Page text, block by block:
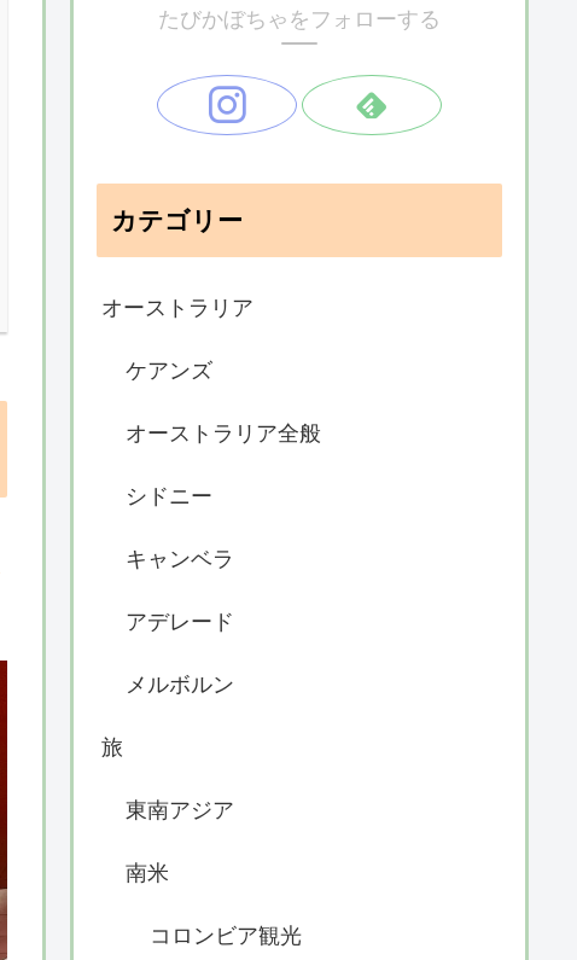
たびかぼちゃをフォローする
カテゴリー
オーストラリア
ケアンズ
オーストラリア全般
シドニー
キャンベラ
アデレード
メルボルン
旅
東南アジア
南米
コロンビア観光